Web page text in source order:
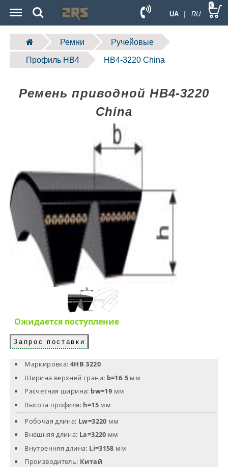
UA | RU
Search 0
Ремни Ручейовые
Профиль HB4 HB4-3220 China
Ремень приводной HB4-3220
China
Ожидается поступление
Запрос поставки
Маркировка: 4HB 3220
Ширина верхней грани: b=16.5 мм
Расчетная ширина: bw=19 мм
Высота профиля: h=15 мм
Робочая длина: Lw=3220 мм
Внешняя длина: La=3220 мм
Внутренняя длина: Li=3158 мм
Производитель: Китай